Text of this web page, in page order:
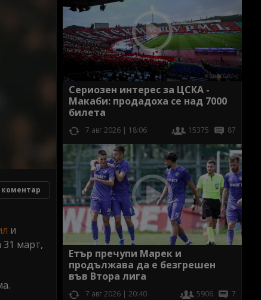
и
31 март,
Сериозен интерес за ЦСКА -
Макаби: продадоха се над 7000
билета
7 авг 2026 | 18:06 15375 87
Етър пречупи Марек и
продължава да е безгрешен
във Втора лига
7 авг 2026 | 20:40 5906 7